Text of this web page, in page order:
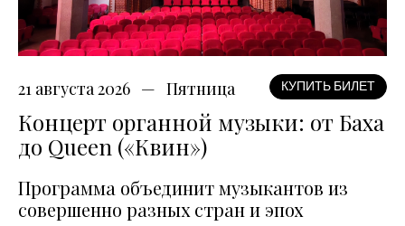
21 августа 2026 Пятница КУПИТЬ БИЛЕТ
Концерт органной музыки: от Баха
до Queen («Квин»)
Программа объединит музыкантов из
совершенно разных стран и эпох